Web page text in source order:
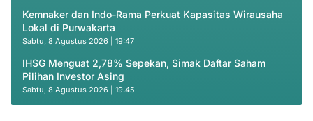
Kemnaker dan Indo-Rama Perkuat Kapasitas Wirausaha
Lokal di Purwakarta
Sabtu, 8 Agustus 2026 | 19:47
IHSG Menguat 2,78% Sepekan, Simak Daftar Saham
Pilihan Investor Asing
Sabtu, 8 Agustus 2026 | 19:45